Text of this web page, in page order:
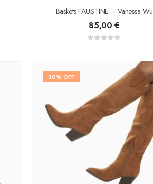
Baskets FAUSTINE – Vanessa Wu
85,00 €
30% OFF